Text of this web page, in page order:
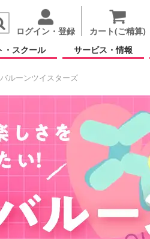
ログイン・登録 カート(ご精算)
・スクール サービス・情報
ルーンツイスターズ